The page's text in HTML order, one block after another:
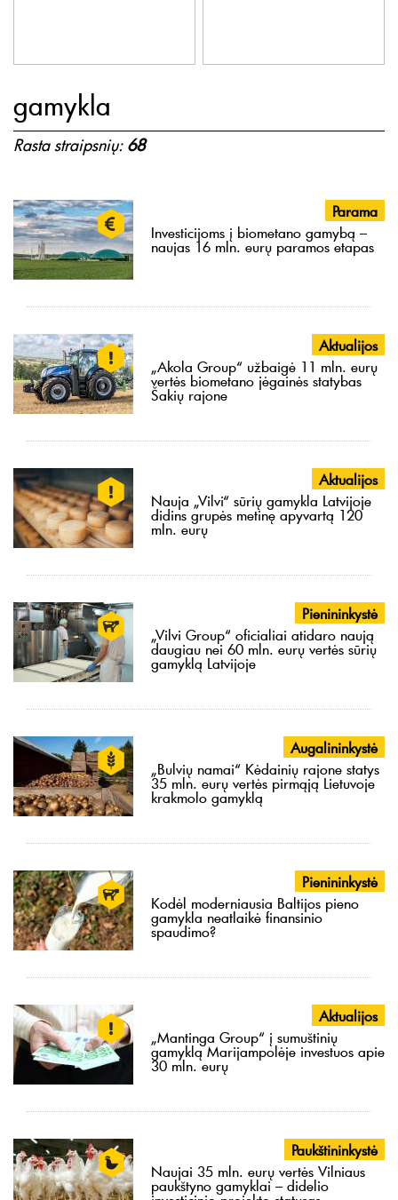
gamykla
Rasta straipsnių: 68
Parama
Investicijoms į biometano gamybą –
naujas 16 mln. eurų paramos etapas
Aktualijos
„Akola Group“ užbaigė 11 mln. eurų
vertės biometano jėgainės statybas
Šakių rajone
Aktualijos
Nauja „Vilvi“ sūrių gamykla Latvijoje
didins grupės metinę apyvartą 120
mln. eurų
Pienininkystė
„Vilvi Group“ oficialiai atidaro naują
daugiau nei 60 mln. eurų vertės sūrių
gamyklą Latvijoje
Augalininkystė
„Bulvių namai“ Kėdainių rajone statys
35 mln. eurų vertės pirmąją Lietuvoje
krakmolo gamyklą
Pienininkystė
Kodėl moderniausia Baltijos pieno
gamykla neatlaikė finansinio
spaudimo?
Aktualijos
„Mantinga Group“ į sumuštinių
gamyklą Marijampolėje investuos apie
30 mln. eurų
Paukštininkystė
Naujai 35 mln. eurų vertės Vilniaus
paukštyno gamyklai – didelio